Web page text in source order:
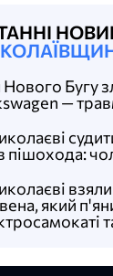
Нового Бугу
—
пішохода:
взяли
який